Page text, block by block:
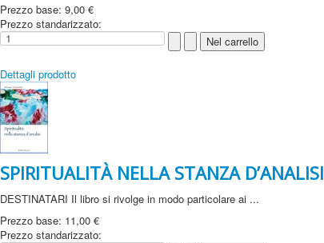
Prezzo base:9,00 €
Prezzo standarizzato:
Dettagli prodotto
SPIRITUALITÀ NELLA STANZA D’ANALISI
DESTINATARI Il libro si rivolge in modo particolare ai ...
Prezzo base: 11,00 €
Prezzo standarizzato: